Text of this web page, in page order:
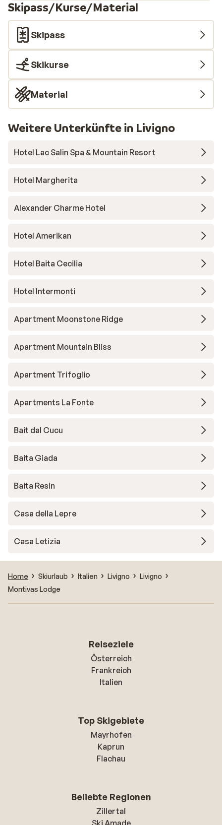
Skipass/Kurse/Material
Skipass
Skikurse
Material
Weitere Unterkünfte in Livigno
Hotel Lac Salin Spa & Mountain Resort
Hotel Margherita
Alexander Charme Hotel
Hotel Amerikan
Hotel Baita Cecilia
Hotel Intermonti
Apartment Moonstone Ridge
Apartment Mountain Bliss
Apartment Trifoglio
Apartments La Fonte
Bait dal Cucu
Baita Giada
Baita Resin
Casa della Lepre
Casa Letizia
Home Skiurlaub Italien Livigno
Livigno
Montivas Lodge
Reiseziele
Österreich
Frankreich
Italien
Top Skigebiete
Mayrhofen
Kaprun
Flachau
Beliebte Regionen
Zillertal
Ski Amade